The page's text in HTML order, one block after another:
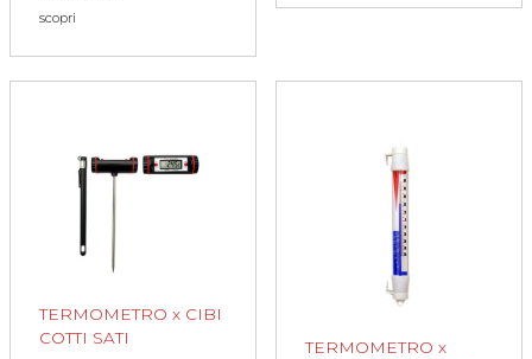
scopri
TERMOMETRO x CIBI
COTTI SATI
TERMOMETRO x